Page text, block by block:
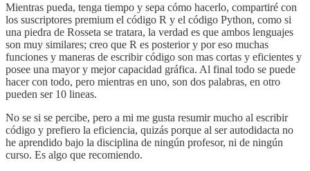
Mientras pueda, tenga tiempo y sepa cómo hacerlo, compartiré con
los suscriptores premium el código R y el código Python, como si
una piedra de Rosseta se tratara, la verdad es que ambos lenguajes
son muy similares; creo que R es posterior y por eso muchas
funciones y maneras de escribir código son mas cortas y eficientes y
posee una mayor y mejor capacidad gráfica. Al final todo se puede
hacer con todo, pero mientras en uno, son dos palabras, en otro
pueden ser 10 lineas.
No se si se percibe, pero a mi me gusta resumir mucho al escribir
código y prefiero la eficiencia, quizás porque al ser autodidacta no
he aprendido bajo la disciplina de ningún profesor, ni de ningún
curso. Es algo que recomiendo.